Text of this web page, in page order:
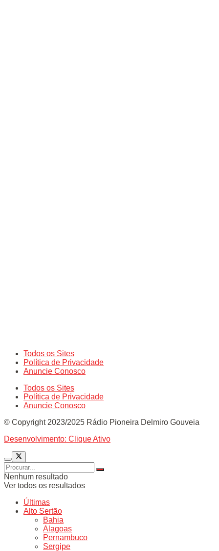
Todos os Sites
Política de Privacidade
Anuncie Conosco
Todos os Sites
Política de Privacidade
Anuncie Conosco
© Copyright 2023/2025 Rádio Pioneira Delmiro Gouveia
Desenvolvimento: Clique Ativo
Nenhum resultado
Ver todos os resultados
Últimas
Alto Sertão
Bahia
Alagoas
Pernambuco
Sergipe